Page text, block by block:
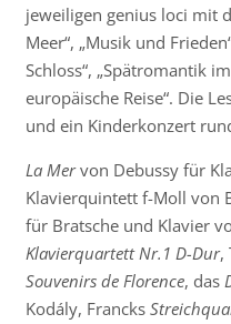
jeweiligen genius loci mit
Meer“, „Musik und
Schloss“, „Spätromantik
europäische Reise“. Die
und ein Kinderkonzert
La Mervon Debussy für
Klavierquintett f-Moll von
für Bratsche und Klavier
Klavierquartett Nr.1 D-Dur,
Souvenirs de Florence, das
Kodály, Francks